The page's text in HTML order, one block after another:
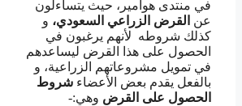
في منتدى هوامير، حيث يتساءلون
عن القرض الزراعي السعودي، و
كذلك شروطه لأنهم يرغبون في
الحصول على هذا القرض ليساعدهم
في تمويل مشروعاتهم الزراعية، و
بالفعل يقدم بعض الأعضاء شروط
الحصول على القرض وهي:-